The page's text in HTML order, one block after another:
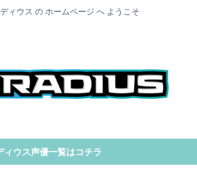
ィウス の ホームページ へ ようこそ
ィウス声優一覧はコチラ